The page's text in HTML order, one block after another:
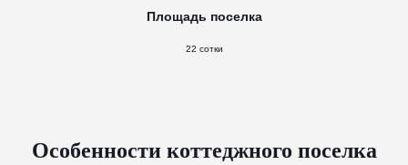
Площадь поселка
22 сотки
Особенности коттеджного поселка